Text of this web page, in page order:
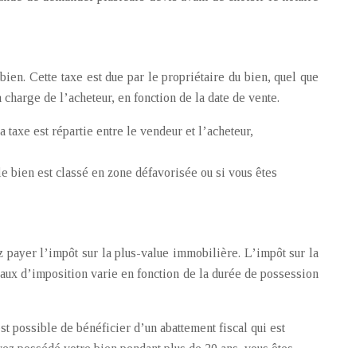
Cette taxe est due par le propriétaire du bien, quel que
de l’acheteur, en fonction de la date de vente.
taxe est répartie entre le vendeur et l’acheteur,
est classé en zone défavorisée ou si vous êtes
payer l’impôt sur la plus-value immobilière. L’impôt sur la
d’imposition varie en fonction de la durée de possession
possible de bénéficier d’un abattement fiscal qui est